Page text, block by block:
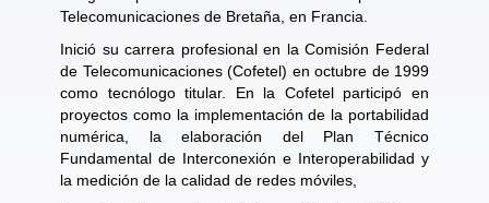
Telecomunicaciones de Bretaña, en Francia.
Inició su carrera profesional en la Comisión Federal
de Telecomunicaciones (Cofetel) en octubre de 1999
como tecnólogo titular. En la Cofetel participó en
proyectos como la implementación de la portabilidad
numérica, la elaboración del Plan Técnico
Fundamental de Interconexión e Interoperabilidad y
la medición de la calidad de redes móviles,